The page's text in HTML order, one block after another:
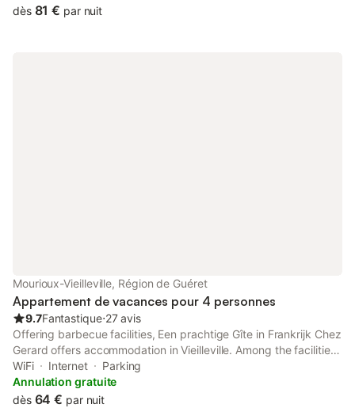
dès 81 € par nuit
Mourioux-Vieilleville, Région de Guéret
Appartement de vacances pour 4 personnes
9.7Fantastique⋅27 avis
Offering barbecue facilities, Een prachtige Gîte in Frankrijk Chez
Gerard offers accommodation in Vieilleville. Among the facilities
at this property are private check-in and check-out and a
minimarket, along with free WiFi throughout the property.
WiFi Internet
Parking
Annulation gratuite
dès 64 € par nuit